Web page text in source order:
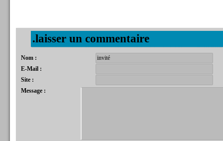
.laisser un commentaire
Nom :
E-Mail :
Site :
Message :